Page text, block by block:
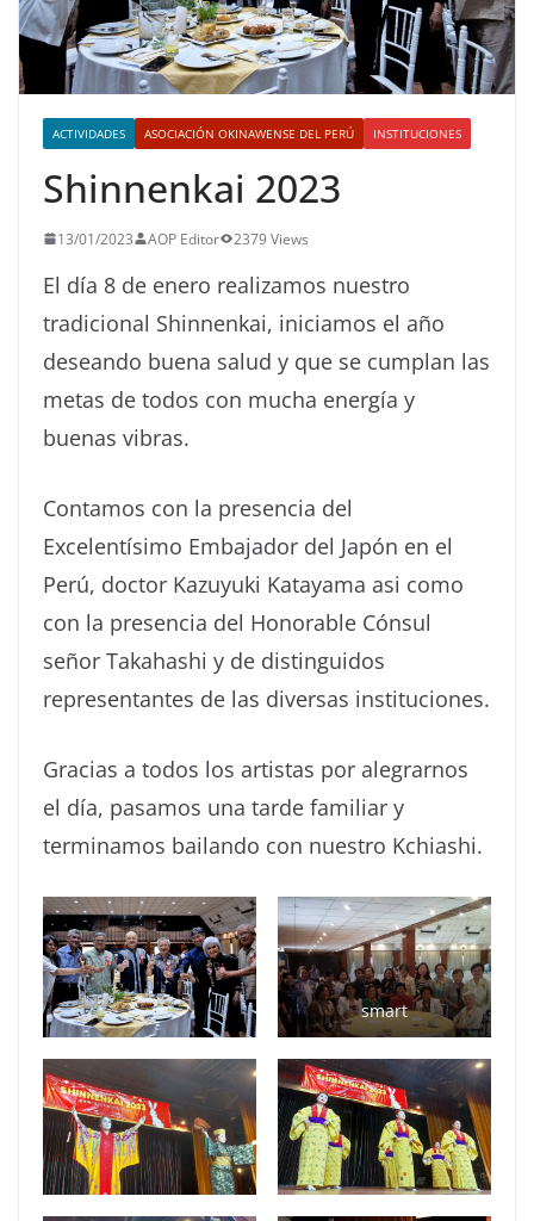
ACTIVIDADES ASOCIACIÓN OKINAWENSE DEL PERÚ INSTITUCIONES
Shinnenkai 2023
13/01/2023 AOP Editor 2379 Views
El día 8 de enero realizamos nuestro
tradicional Shinnenkai, iniciamos el año
deseando buena salud y que se cumplan las
metas de todos con mucha energía y
buenas vibras.
Contamos con la presencia del
Excelentísimo Embajador del Japón en el
Perú, doctor Kazuyuki Katayama asi como
con la presencia del Honorable Cónsul
señor Takahashi y de distinguidos
representantes de las diversas instituciones.
Gracias a todos los artistas por alegrarnos
el día, pasamos una tarde familiar y
terminamos bailando con nuestro Kchiashi.
smart